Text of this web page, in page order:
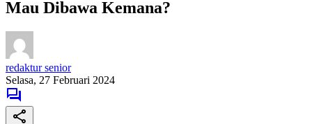
Mau Dibawa Kemana?
redaktur senior
Selasa, 27 Februari 2024